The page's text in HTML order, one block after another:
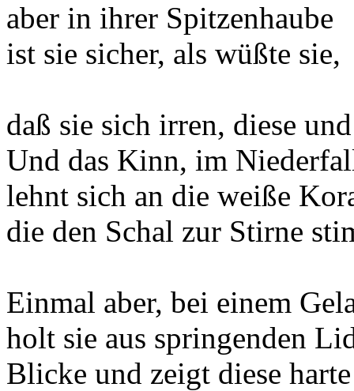
aber in ihrer Spitzenhaube
ist sie sicher, als wüßte sie,
daß sie sich irren, diese
Und das Kinn, im
lehnt sich an die weiße
die den Schal zur Stirne
Einmal aber, bei einem
holt sie aus springenden
Blicke und zeigt diese